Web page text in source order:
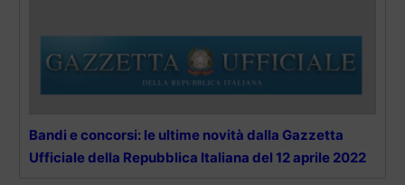
Bandi e concorsi: le ultime novità dalla Gazzetta
Ufficiale della Repubblica Italiana del 12 aprile 2022